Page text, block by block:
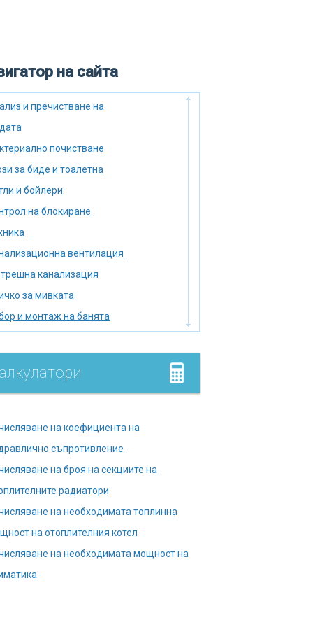
на сайта
и пречистване на
почистване
за биде и тоалетна
и бойлери
на блокиране
вентилация
канализация
за мивката
и монтаж на банята
вана
тоалетна
в държавни
кабина
на коефициента на
съпротивление
на броя на секциите на
радиатори
на необходимата топлинна
на отоплителния котел
на необходимата мощност на